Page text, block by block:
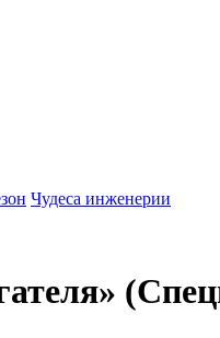
Чудеса инженерии